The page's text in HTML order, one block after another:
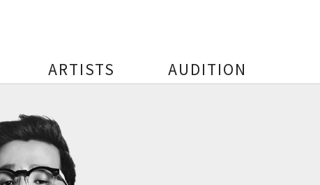
ARTISTS AUDITION